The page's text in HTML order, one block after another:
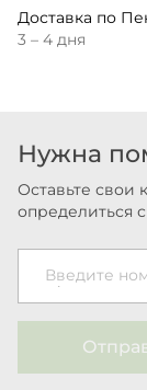
Доставка по
3 – 4 дня
Нужна
Оставьте свои
определиться
Введите